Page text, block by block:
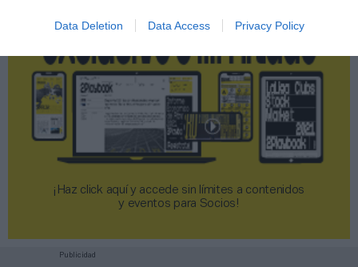
Data Deletion Data Access Privacy Policy
¡Haz click aquí y accede sin límites a contenidos
y eventos para Socios!​​​​​​​
Publicidad